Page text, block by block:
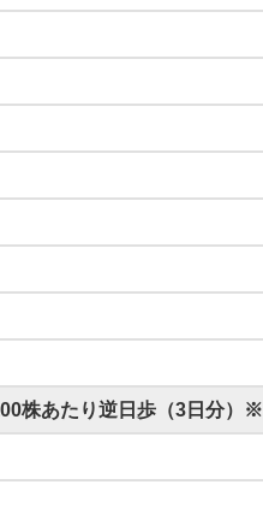
株あたり逆日歩（3日分）※